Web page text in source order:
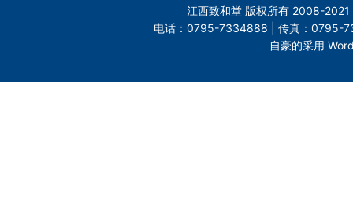
江西致和堂 版权所有 2008-
电话：0795-7334888 | 传真：0795-
自豪的采用